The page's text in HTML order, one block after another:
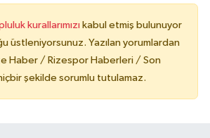
kurallarımızı kabul etmiş bulunuyor
üstleniyorsunuz. Yazılan yorumlardan
Haber / Rizespor Haberleri / Son
şekilde sorumlu tutulamaz.